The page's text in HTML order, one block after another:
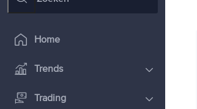
Home
Trends
Trading